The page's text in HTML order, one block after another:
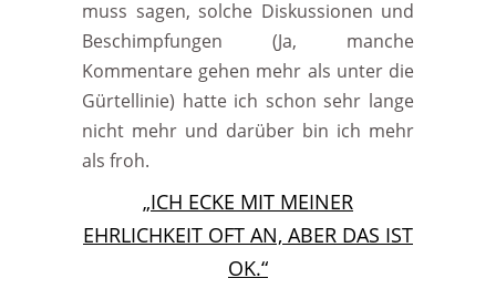
muss sagen, solche Diskussionen und
Beschimpfungen (Ja, manche
Kommentare gehen mehr als unter die
Gürtellinie) hatte ich schon sehr lange
nicht mehr und darüber bin ich mehr
als froh.
„ICH ECKE MIT MEINER
EHRLICHKEIT OFT AN, ABER DAS IST
OK.“